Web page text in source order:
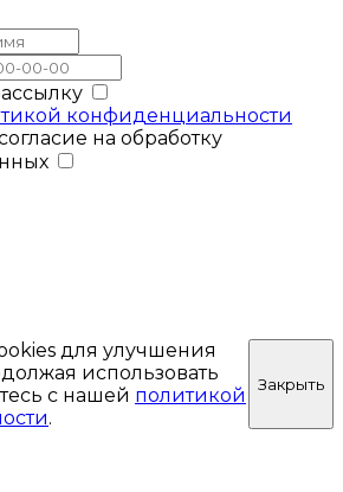
конфиденциальности
на обработку
для улучшения
использовать
с нашей политикой
.
Закрыть